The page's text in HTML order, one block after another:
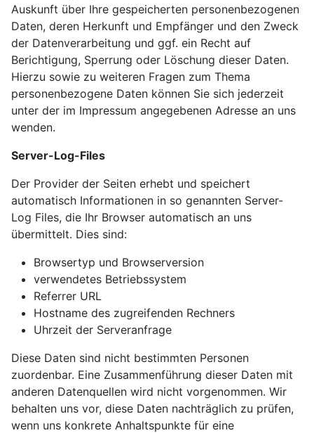
Auskunft über Ihre gespeicherten personenbezogenen
Daten, deren Herkunft und Empfänger und den Zweck
der Datenverarbeitung und ggf. ein Recht auf
Berichtigung, Sperrung oder Löschung dieser Daten.
Hierzu sowie zu weiteren Fragen zum Thema
personenbezogene Daten können Sie sich jederzeit
unter der im Impressum angegebenen Adresse an uns
wenden.
Server-Log-Files
Der Provider der Seiten erhebt und speichert
automatisch Informationen in so genannten Server-
Log Files, die Ihr Browser automatisch an uns
übermittelt. Dies sind:
Browsertyp und Browserversion
verwendetes Betriebssystem
Referrer URL
Hostname des zugreifenden Rechners
Uhrzeit der Serveranfrage
Diese Daten sind nicht bestimmten Personen
zuordenbar. Eine Zusammenführung dieser Daten mit
anderen Datenquellen wird nicht vorgenommen. Wir
behalten uns vor, diese Daten nachträglich zu prüfen,
wenn uns konkrete Anhaltspunkte für eine